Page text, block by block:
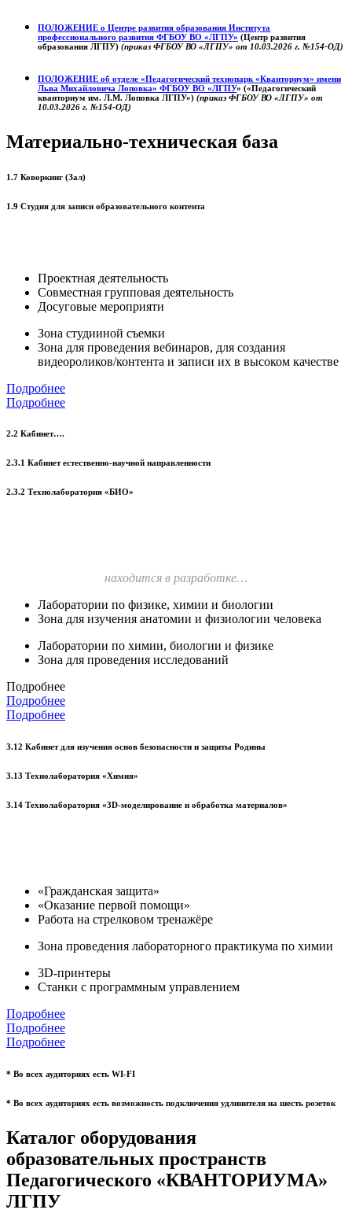
ПОЛОЖЕНИЕ о Центре развития образования Института
профессионального развития ФГБОУ ВО «ЛГПУ» (Центр развития
образования ЛГПУ) (приказ ФГБОУ ВО «ЛГПУ» от 10.03.2026 г. №154-ОД)
ПОЛОЖЕНИЕ об отделе «Педагогический технопарк «Кванториум» имени
Льва Михайловича Лоповка» ФГБОУ ВО «ЛГПУ» («Педагогический
кванториум им. Л.М. Лоповка ЛГПУ») (приказ ФГБОУ ВО «ЛГПУ» от
10.03.2026 г. №154-ОД)
Материально-техническая база
1.7 Коворкинг (Зал)
1.9 Студия для записи образовательного контента
Проектная деятельность
Совместная групповая деятельность
Досуговые мероприяти
Зона студииной съемки
Зона для проведения вебинаров, для создания
видеороликов/контента и записи их в высоком качестве
Подробнее
Подробнее
2.2 Кабинет….
2.3.1 Кабинет естественно-научной направленности
2.3.2 Технолаборатория «БИО»
находится в разработке…
Лаборатории по физике, химии и биологии
Зона для изучения анатомии и физиологии человека
Лаборатории по химии, биологии и физике
Зона для проведения исследований
Подробнее
Подробнее
Подробнее
3.12 Кабинет для изучения основ безопасности и защиты Родины
3.13 Технолаборатория «Химия»
3.14 Технолаборатория «3D-моделирование и обработка материалов»
«Гражданская защита»
«Оказание первой помощи»
Работа на стрелковом тренажёре
Зона проведения лабораторного практикума по химии
3D-принтеры
Станки с программным управлением
Подробнее
Подробнее
Подробнее
* Во всех аудиториях есть WI-FI
* Во всех аудиториях есть возможность подключения удлинителя на шесть розеток
Каталог оборудования
образовательных пространств
Педагогического «КВАНТОРИУМА»
ЛГПУ